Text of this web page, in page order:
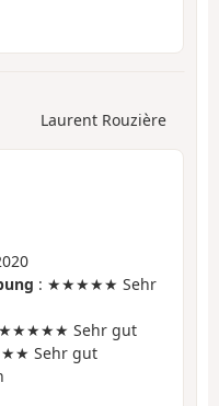
Laurent Rouzière
: ★★★★★ Sehr
Sehr gut
Sehr gut